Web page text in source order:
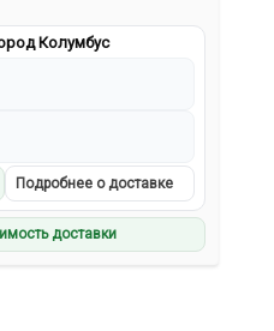
Колумбус
Подробнее о доставке
доставки